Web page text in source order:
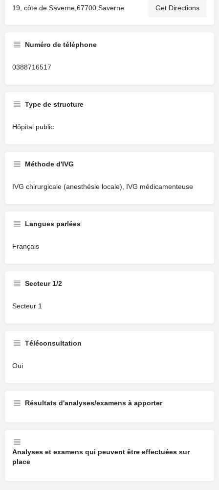
19, côte de Saverne,67700,Saverne Get Directions
Numéro de téléphone
0388716517
Type de structure
Hôpital public
Méthode d'IVG
IVG chirurgicale (anesthésie locale), IVG médicamenteuse
Langues parlées
Français
Secteur 1/2
Secteur 1
Téléconsultation
Oui
Résultats d'analyses/examens à apporter
Analyses et examens qui peuvent être effectuées sur
place